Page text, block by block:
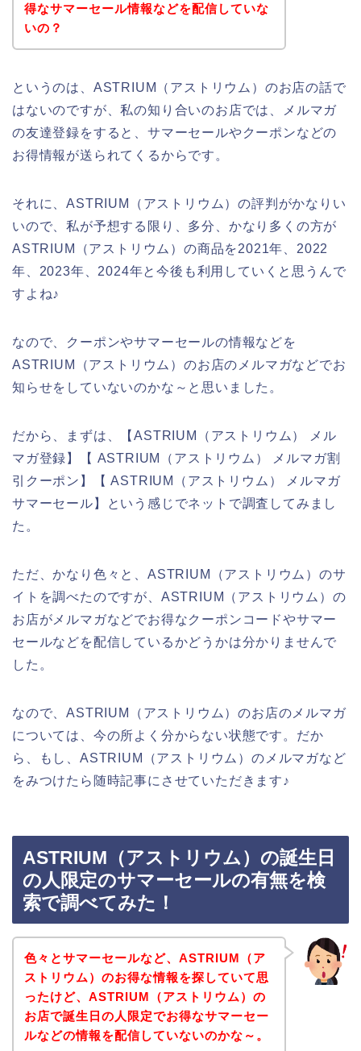
得なサマーセール情報などを配信していな
いの？
というのは、ASTRIUM（アストリウム）のお店の話で
はないのですが、私の知り合いのお店では、メルマガ
の友達登録をすると、サマーセールやクーポンなどの
お得情報が送られてくるからです。
それに、ASTRIUM（アストリウム）の評判がかなりい
いので、私が予想する限り、多分、かなり多くの方が
ASTRIUM（アストリウム）の商品を2021年、2022
年、2023年、2024年と今後も利用していくと思うんで
すよね♪
なので、クーポンやサマーセールの情報などを
ASTRIUM（アストリウム）のお店のメルマガなどでお
知らせをしていないのかな～と思いました。
だから、まずは、【ASTRIUM（アストリウム） メル
マガ登録】【 ASTRIUM（アストリウム） メルマガ割
引クーポン】【 ASTRIUM（アストリウム） メルマガ
サマーセール】という感じでネットで調査してみまし
た。
ただ、かなり色々と、ASTRIUM（アストリウム）のサ
イトを調べたのですが、ASTRIUM（アストリウム）の
お店がメルマガなどでお得なクーポンコードやサマー
セールなどを配信しているかどうかは分かりませんで
した。
なので、ASTRIUM（アストリウム）のお店のメルマガ
については、今の所よく分からない状態です。だか
ら、もし、ASTRIUM（アストリウム）のメルマガなど
をみつけたら随時記事にさせていただきます♪
ASTRIUM（アストリウム）の誕生日
の人限定のサマーセールの有無を検
索で調べてみた！
色々とサマーセールなど、ASTRIUM（ア
ストリウム）のお得な情報を探していて思
ったけど、ASTRIUM（アストリウム）の
お店で誕生日の人限定でお得なサマーセー
ルなどの情報を配信していないのかな～。